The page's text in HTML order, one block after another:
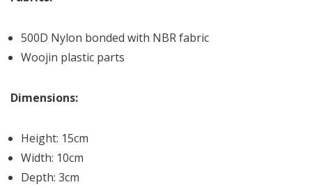
500D Nylon bonded with NBR fabric
Woojin plastic parts
Dimensions:
Height: 15cm
Width: 10cm
Depth: 3cm